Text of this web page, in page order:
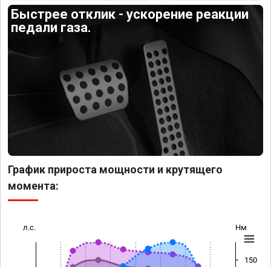
Быстрее отклик - ускорение реакции
педали газа.
График прироста мощности и крутящего
момента:
л.с. Нм
150